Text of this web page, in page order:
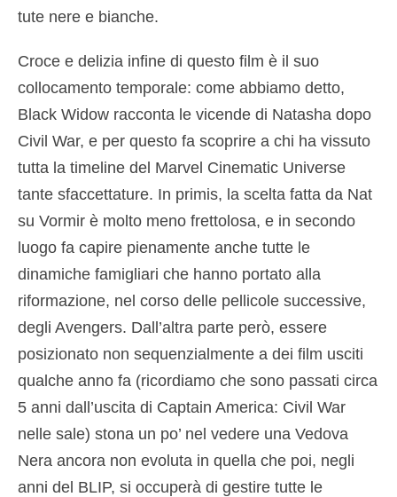
tute nere e bianche.
Croce e delizia infine di questo film è il suo
collocamento temporale: come abbiamo detto,
Black Widow racconta le vicende di Natasha dopo
Civil War, e per questo fa scoprire a chi ha vissuto
tutta la timeline del Marvel Cinematic Universe
tante sfaccettature. In primis, la scelta fatta da Nat
su Vormir è molto meno frettolosa, e in secondo
luogo fa capire pienamente anche tutte le
dinamiche famigliari che hanno portato alla
riformazione, nel corso delle pellicole successive,
degli Avengers. Dall’altra parte però, essere
posizionato non sequenzialmente a dei film usciti
qualche anno fa (ricordiamo che sono passati circa
5 anni dall’uscita di Captain America: Civil War
nelle sale) stona un po’ nel vedere una Vedova
Nera ancora non evoluta in quella che poi, negli
anni del BLIP, si occuperà di gestire tutte le